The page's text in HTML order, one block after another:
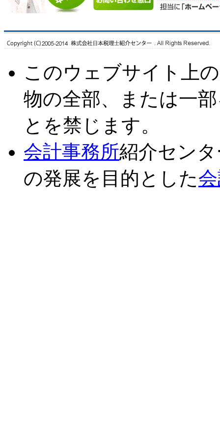
このウェブサイト上
物の全部、または一
とを禁じます。
会計事務所紹介セン
の発展を目的とした